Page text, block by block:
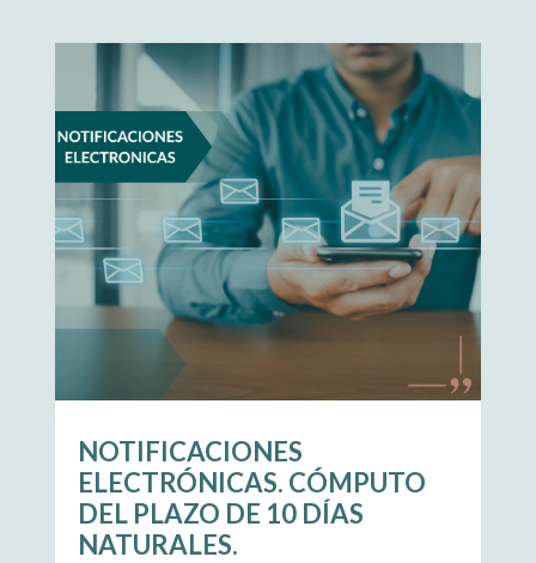
NOTIFICACIONES
ELECTRÓNICAS. CÓMPUTO
DEL PLAZO DE 10 DÍAS
NATURALES.